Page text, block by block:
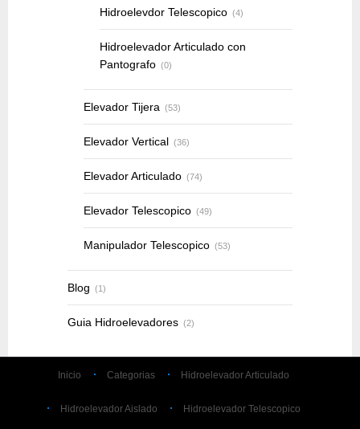
Hidroelevdor Telescopico (4)
Hidroelevador Articulado con
Pantografo (0)
Elevador Tijera (53)
Elevador Vertical (36)
Elevador Articulado (74)
Elevador Telescopico (49)
Manipulador Telescopico (53)
Blog (1)
Guia Hidroelevadores (2)
Inicio Categorias Hidroelevador Articulado
Hidroelevador Aislado Hidroelevador Telescopico